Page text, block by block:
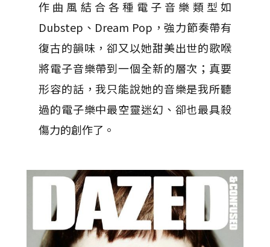
作曲風結合各種電子音樂類型如
Dubstep、Dream Pop，強力節奏帶有
復古的韻味，卻又以她甜美出世的歌喉
將電子音樂帶到一個全新的層次；真要
形容的話，我只能說她的音樂是我所聽
過的電子樂中最空靈迷幻、卻也最具殺
傷力的創作了。